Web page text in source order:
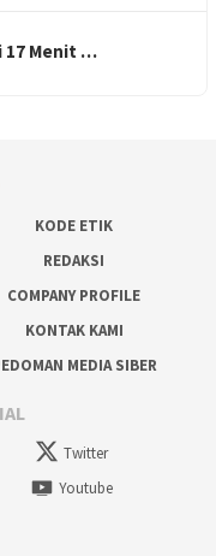
17 Menit …
KODE ETIK
REDAKSI
COMPANY PROFILE
KONTAK KAMI
MEDIA SIBER
Twitter
Youtube